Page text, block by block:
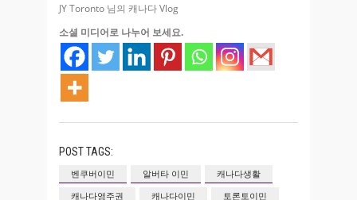
JY Toronto 님의 캐나다 Vlog
소셜 미디어로 나누어 보세요.
POST TAGS:
벤쿠버이민 알버타 이민
캐나다생활
캐나다영주권
캐나다이민 토론토이민